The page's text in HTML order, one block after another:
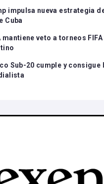
impulsa nueva estrategia
Cuba
mantiene veto a torneos
Sub-20 cumple y consigue